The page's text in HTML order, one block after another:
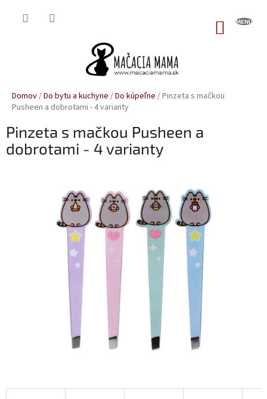
Domov/Do bytu a kuchyne /Do kúpeľne /Pinzeta s mačkou
Pusheen a dobrotami - 4 varianty
Pinzeta s mačkou Pusheen a
dobrotami - 4 varianty